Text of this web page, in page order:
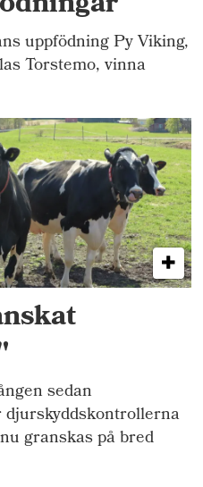
uppfödning Py Viking,
Torstemo, vinna
sedan
granskas på bred